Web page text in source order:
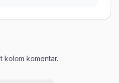
kolom komentar.